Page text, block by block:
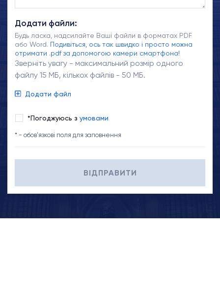
Додати файли:
Будь ласка, надсилайте Ваші файли в форматах PDF
або Word. Подивіться, ось так швидко і просто можна
отримати .pdf за допомогою камери смартфона!
Зверніть увагу - максимальний розмір одного
файлу 15 МБ, кількох файлів - 50 МБ.
Додати файл
*Погоджуюсь з умовами
* - обов'язкові поля для заповнення
ВІДПРАВИТИ